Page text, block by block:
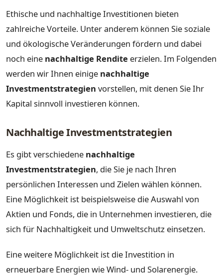
Ethische und nachhaltige Investitionen bieten
zahlreiche Vorteile. Unter anderem können Sie soziale
und ökologische Veränderungen fördern und dabei
noch eine nachhaltige Rendite erzielen. Im Folgenden
werden wir Ihnen einige nachhaltige
Investmentstrategien vorstellen, mit denen Sie Ihr
Kapital sinnvoll investieren können.
Nachhaltige Investmentstrategien
Es gibt verschiedene nachhaltige
Investmentstrategien, die Sie je nach Ihren
persönlichen Interessen und Zielen wählen können.
Eine Möglichkeit ist beispielsweise die Auswahl von
Aktien und Fonds, die in Unternehmen investieren, die
sich für Nachhaltigkeit und Umweltschutz einsetzen.
Eine weitere Möglichkeit ist die Investition in
erneuerbare Energien wie Wind- und Solarenergie.